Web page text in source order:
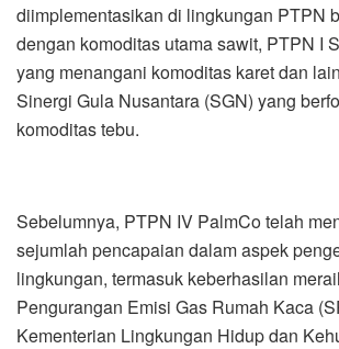
diimplementasikan di lingkungan PTPN
dengan komoditas utama sawit, PTPN I
yang menangani komoditas karet dan
Sinergi Gula Nusantara (SGN) yang
komoditas tebu.
Sebelumnya, PTPN IV PalmCo telah
sejumlah pencapaian dalam aspek
lingkungan, termasuk keberhasilan
Pengurangan Emisi Gas Rumah Kaca
Kementerian Lingkungan Hidup dan